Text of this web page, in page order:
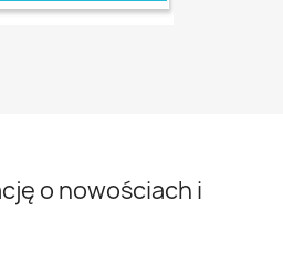
o nowościach i